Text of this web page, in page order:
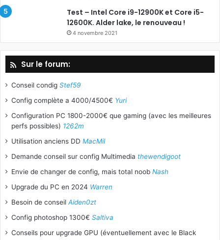
Test – Intel Core i9-12900K et Core i5-
12600K. Alder lake, le renouveau !
4 novembre 2021
Sur le forum:
Conseil condig Stef59
Config complète a 4000/4500€ Yuri
Configuration PC 1800-2000€ que gaming (avec les meilleures
perfs possibles) 1262m
Utilisation anciens DD MacMil
Demande conseil sur config Multimedia thewendigoot
Envie de changer de config, mais total noob Nash
Upgrade du PC en 2024 Warren
Besoin de conseil Aiden0zt
Config photoshop 1300€ Saltiva
Conseils pour upgrade GPU (éventuellement avec le Black